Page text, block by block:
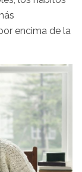
encima de la